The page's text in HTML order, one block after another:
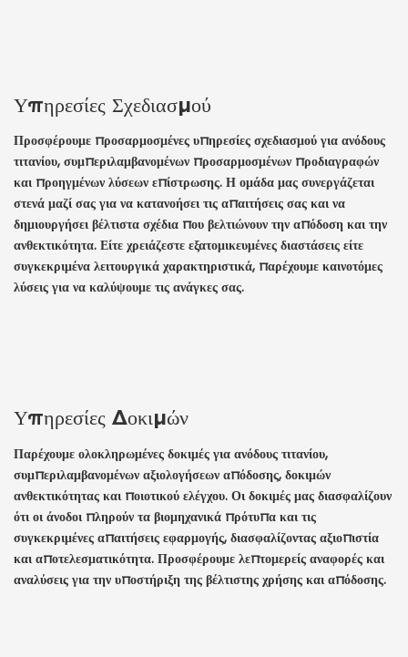
Υπηρεσίες Σχεδιασμού
Προσφέρουμε προσαρμοσμένες υπηρεσίες σχεδιασμού για ανόδους
τιτανίου, συμπεριλαμβανομένων προσαρμοσμένων προδιαγραφών
και προηγμένων λύσεων επίστρωσης. Η ομάδα μας συνεργάζεται
στενά μαζί σας για να κατανοήσει τις απαιτήσεις σας και να
δημιουργήσει βέλτιστα σχέδια που βελτιώνουν την απόδοση και την
ανθεκτικότητα. Είτε χρειάζεστε εξατομικευμένες διαστάσεις είτε
συγκεκριμένα λειτουργικά χαρακτηριστικά, παρέχουμε καινοτόμες
λύσεις για να καλύψουμε τις ανάγκες σας.
Υπηρεσίες Δοκιμών
Παρέχουμε ολοκληρωμένες δοκιμές για ανόδους τιτανίου,
συμπεριλαμβανομένων αξιολογήσεων απόδοσης, δοκιμών
ανθεκτικότητας και ποιοτικού ελέγχου. Οι δοκιμές μας διασφαλίζουν
ότι οι άνοδοι πληρούν τα βιομηχανικά πρότυπα και τις
συγκεκριμένες απαιτήσεις εφαρμογής, διασφαλίζοντας αξιοπιστία
και αποτελεσματικότητα. Προσφέρουμε λεπτομερείς αναφορές και
αναλύσεις για την υποστήριξη της βέλτιστης χρήσης και απόδοσης.